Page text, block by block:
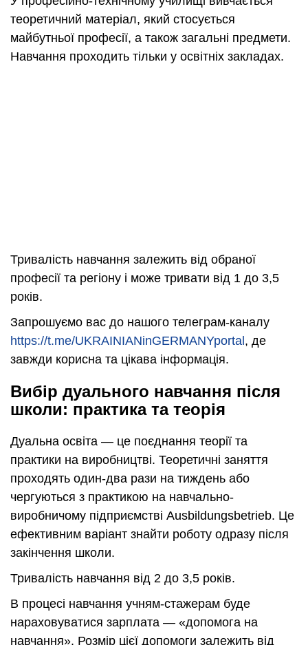
теоретичний матеріал, який стосується
майбутньої професії, а також загальні предмети.
Навчання проходить тільки у освітніх закладах.
Тривалість навчання залежить від обраної
професії та регіону і може тривати від 1 до 3,5
років.
Запрошуємо вас до нашого телеграм-каналу
https://t.me/UKRAINIANinGERMANYportal, де
завжди корисна та цікава інформація.
Вибір дуального навчання після
школи: практика та теорія
Дуальна освіта — це поєднання теорії та
практики на виробництві. Теоретичні заняття
проходять один-два рази на тиждень або
чергуються з практикою на навчально-
виробничому підприємстві Ausbildungsbetrieb. Це
ефективним варіант знайти роботу одразу після
закінчення школи.
Тривалість навчання від 2 до 3,5 років.
В процесі навчання учням-стажерам буде
нараховуватися зарплата — «допомога на
навчання». Розмір цієї допомоги залежить від